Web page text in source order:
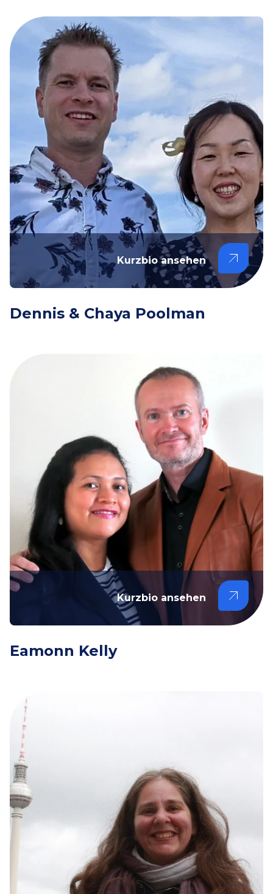
Kurzbio ansehen
Dennis & Chaya Poolman
Kurzbio ansehen
Eamonn Kelly